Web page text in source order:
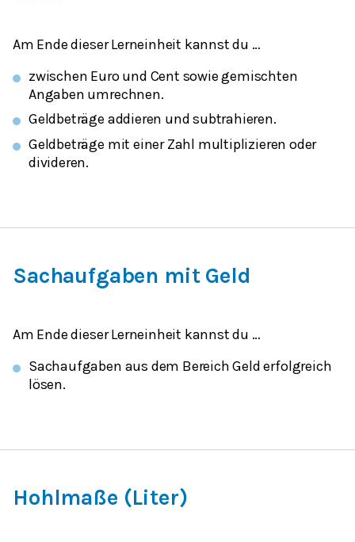
Am Ende dieser Lerneinheit kannst du …
zwischen Euro und Cent sowie gemischten
Angaben umrechnen.
Geldbeträge addieren und subtrahieren.
Geldbeträge mit einer Zahl multiplizieren oder
divideren.
Sachaufgaben mit Geld
Am Ende dieser Lerneinheit kannst du …
Sachaufgaben aus dem Bereich Geld erfolgreich
lösen.
Hohlmaße (Liter)